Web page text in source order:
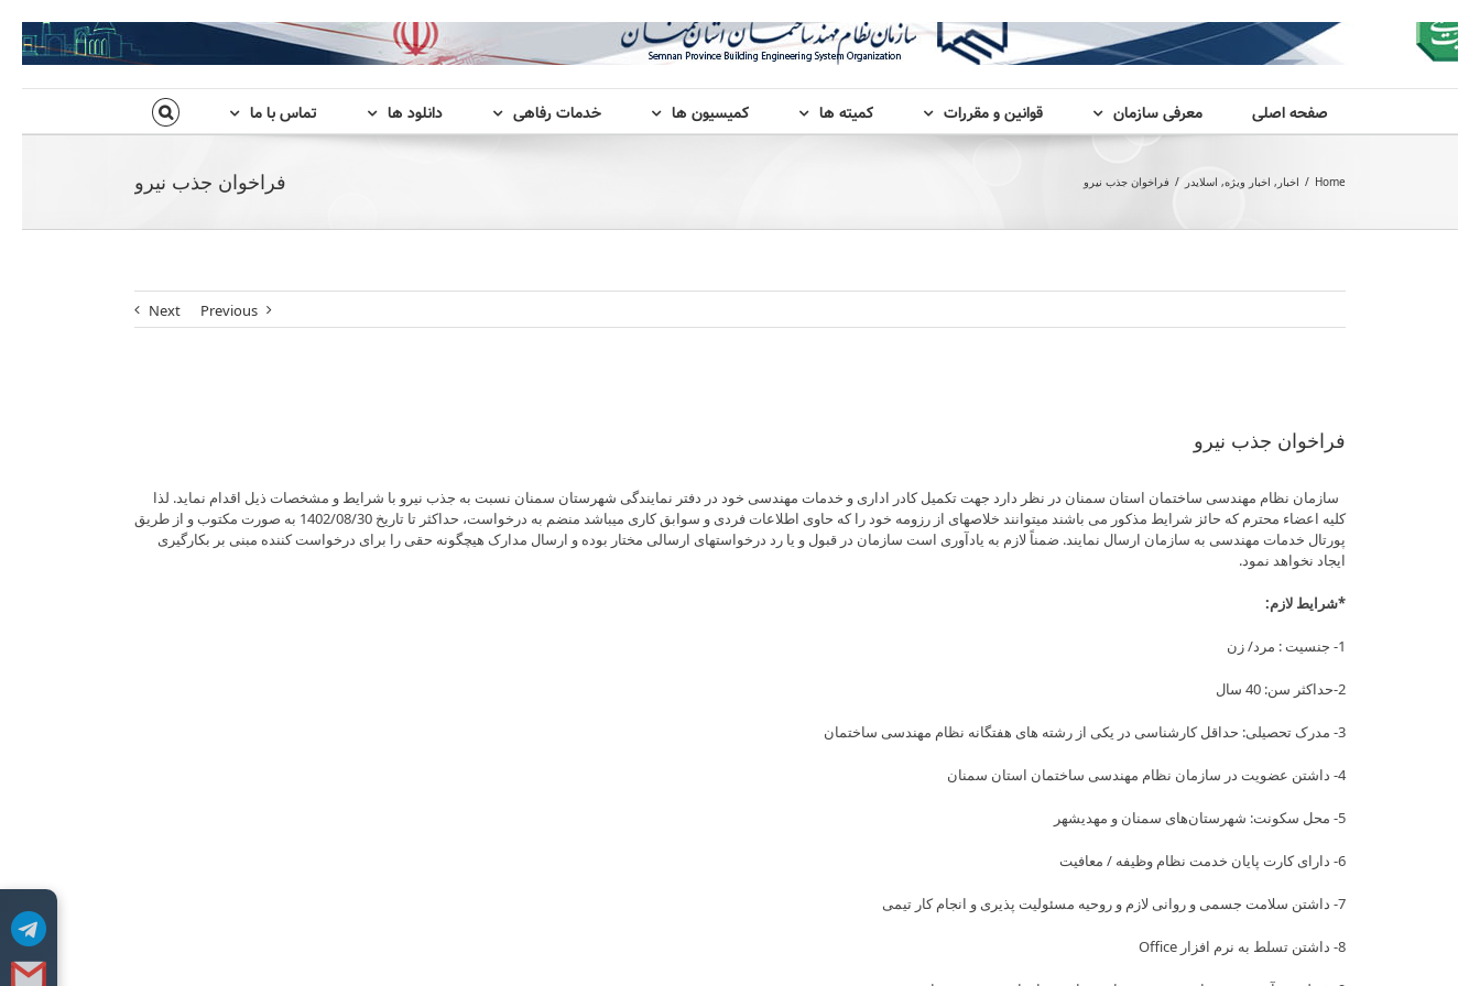
صفحه اصلی معرفی سازمان قوانین و مقررات کمیته ها کمیسیون ها خدمات رفاهی دانلود ها تماس با ما
فراخوان جذب نیرو Home
/ اخبار , اخبار ویژه, اسلایدر / فراخوان جذب نیرو
Previous
Next
Image
فراخوان جذب نیرو
سازمان نظام مهندسی ساختمان استان سمنان در نظر دارد جهت تکمیل کادر اداری و خدمات مهندسی خود در دفتر نمایندگی شهرستان سمنان نسبت به جذب نیرو با شرایط و مشخصات ذیل اقدام نماید. لذا
کلیه اعضاء محترم که حائز شرایط مذکور می باشند می­توانند خلاصه­ای از رزومه خود را که حاوی اطلاعات فردی و سوابق کاری می­باشد منضم به درخواست، حداکثر تا تاریخ 1402/08/30 به صورت مکتوب و از طریق
پورتال خدمات مهندسی به سازمان ارسال نمایند. ضمناً لازم به یادآوری است سازمان در قبول و یا رد درخواست­های ارسالی مختار بوده و ارسال مدارک هیچگونه حقی را برای درخواست کننده مبنی بر بکارگیری
ایجاد نخواهد نمود.
*شرایط لازم:
1- جنسیت : مرد/ زن
2-حداکثر سن: 40 سال
3- مدرک تحصیلی: حداقل کارشناسی در یکی از رشته های هفتگانه نظام مهندسی ساختمان
4- داشتن عضویت در سازمان نظام مهندسی ساختمان استان سمنان
5- محل سکونت: شهرستان‌های سمنان و مهدیشهر
6- دارای کارت پایان خدمت نظام وظیفه / معافیت
7- داشتن سلامت جسمی و روانی لازم و روحیه مسئولیت پذیری و انجام کار تیمی
8- داشتن تسلط به نرم افزار Office